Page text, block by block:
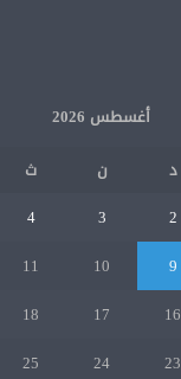
أغسطس 2026
د ن ث
2
3
4
9
10
11
16
17
18
23
24
25